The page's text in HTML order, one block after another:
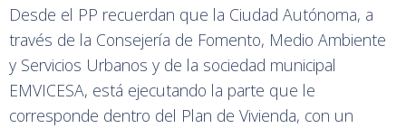
Desde el PP recuerdan que la Ciudad Autónoma, a
través de la Consejería de Fomento, Medio Ambiente
y Servicios Urbanos y de la sociedad municipal
EMVICESA, está ejecutando la parte que le
corresponde dentro del Plan de Vivienda, con un